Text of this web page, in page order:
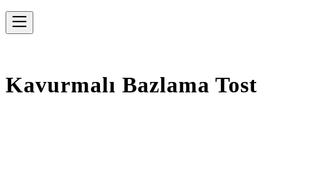
Navigation
Kavurmalı Bazlama Tost